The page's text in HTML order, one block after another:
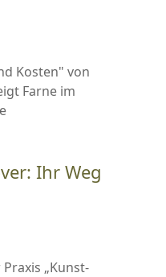
Ihr Weg
„Kunst-